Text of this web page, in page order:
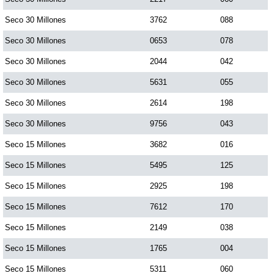
Paisita Día
Paisita Noche
Paisita 3
Pick 3 Día
Pick 3 Noche
Pick 4 Día
Pick 4 Noche
Seco 30 Millones 3762 088
Seco 30 Millones 0653 078
Seco 30 Millones 2044 042
Seco 30 Millones 5631 055
Seco 30 Millones 2614 198
Seco 30 Millones 9756 043
Seco 15 Millones 3682 016
Seco 15 Millones 5495 125
Seco 15 Millones 2925 198
Seco 15 Millones 7612 170
Seco 15 Millones 2149 038
Seco 15 Millones 1765 004
Seco 15 Millones 5311 060